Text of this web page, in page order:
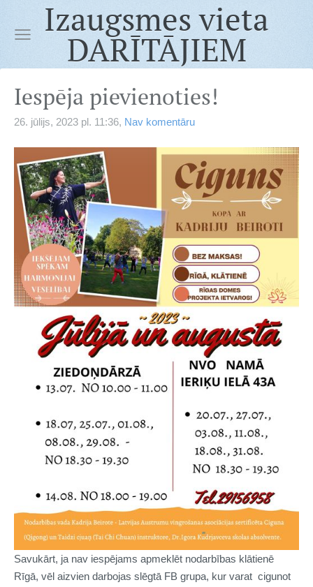
Izaugsmes vieta
DARĪTĀJIEM
Iespēja pievienoties!
26. jūlijs, 2023 pl. 11:36, Nav komentāru
Savukārt, ja nav iespējams apmeklēt nodarbības klātienē
Rīgā, vēl aizvien darbojas slēgtā FB grupa, kur varat cigunot